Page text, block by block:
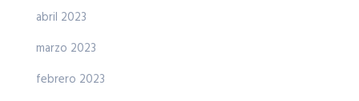
abril 2023
marzo 2023
febrero 2023